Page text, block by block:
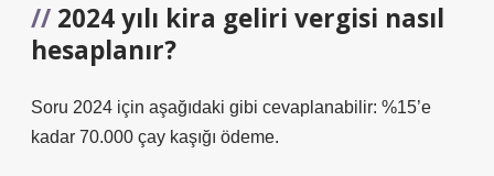
2024 yılı kira geliri vergisi nasıl
hesaplanır?
Soru 2024 için aşağıdaki gibi cevaplanabilir: %15’e
kadar 70.000 çay kaşığı ödeme.